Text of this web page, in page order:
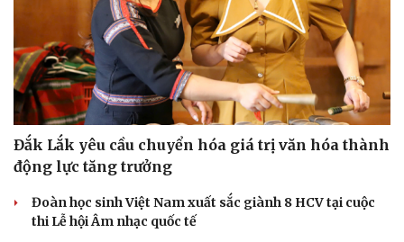
Đắk Lắk yêu cầu chuyển hóa giá trị văn hóa thành
động lực tăng trưởng
Đoàn học sinh Việt Nam xuất sắc giành 8 HCV tại cuộc
thi Lễ hội Âm nhạc quốc tế